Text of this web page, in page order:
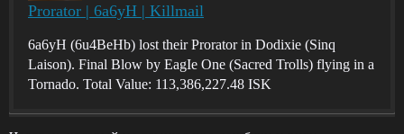
Prorator | 6a6yH | Killmail
6a6yH (6u4BeHb) lost their Prorator in Dodixie (Sinq
Laison). Final Blow by EagIe One (Sacred Trolls) flying in a
Tornado. Total Value: 113,386,227.48 ISK